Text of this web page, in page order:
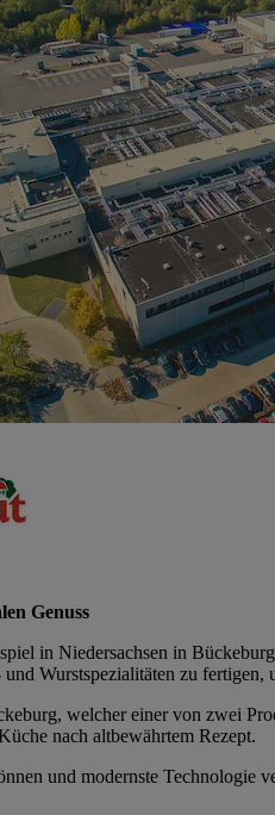
Genuss
in Niedersachsen in
und Wurstspezialitäten zu
welcher einer von zwei
nach altbewährtem Rezept.
und modernste Technologie